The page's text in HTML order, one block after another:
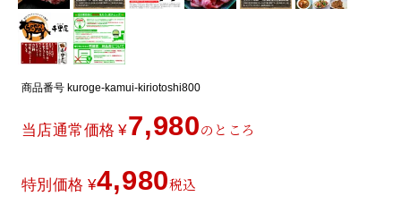
商品番号 kuroge-kamui-kiriotoshi800
当店通常価格 ¥7,980のところ
特別価格 ¥4,980税込